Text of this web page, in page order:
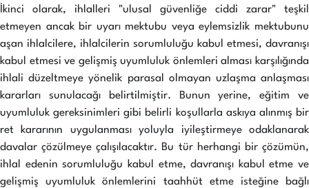
İkinci olarak, ihlalleri "ulusal güvenliğe ciddi zarar" teşkil
etmeyen ancak bir uyarı mektubu veya eylemsizlik mektubunu
aşan ihlalcilere, ihlalcilerin sorumluluğu kabul etmesi, davranışı
kabul etmesi ve gelişmiş uyumluluk önlemleri alması karşılığında
ihlali düzeltmeye yönelik parasal olmayan uzlaşma anlaşması
kararları sunulacağı belirtilmiştir. Bunun yerine, eğitim ve
uyumluluk gereksinimleri gibi belirli koşullarla askıya alınmış bir
ret kararının uygulanması yoluyla iyileştirmeye odaklanarak
davalar çözülmeye çalışılacaktır. Bu tür herhangi bir çözümün,
ihlal edenin sorumluluğu kabul etme, davranışı kabul etme ve
gelişmiş uyumluluk önlemlerini taahhüt etme isteğine bağlı